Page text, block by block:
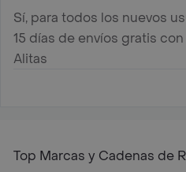
Sí, para todos los nuevos
15 días de envíos gratis
Alitas
Top Marcas y Cadenas de